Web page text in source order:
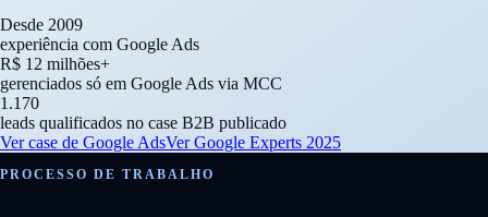
Desde 2009
experiência com Google Ads
R$ 12 milhões+
gerenciados só em Google Ads via MCC
1.170
leads qualificados no case B2B publicado
Ver case de Google AdsVer Google Experts 2025
PROCESSO DE TRABALHO